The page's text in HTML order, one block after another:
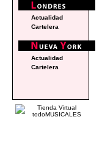
Actualidad
Cartelera
Actualidad
Cartelera